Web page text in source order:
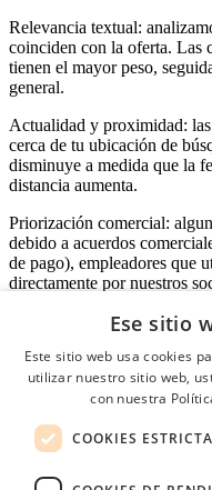
Relevancia textual:
coinciden con la oferta. Las
tienen el mayor peso,
general.
Actualidad y proximidad: las
cerca de tu ubicación de
disminuye a medida que la
distancia aumenta.
Priorización comercial:
debido a acuerdos
de pago), empleadores que
directamente por nuestros
Acceso empresas
Contraseña
Ese sitio
Este sitio web usa cookies
utilizar nuestro sitio web,
con nuestra
COOKIES